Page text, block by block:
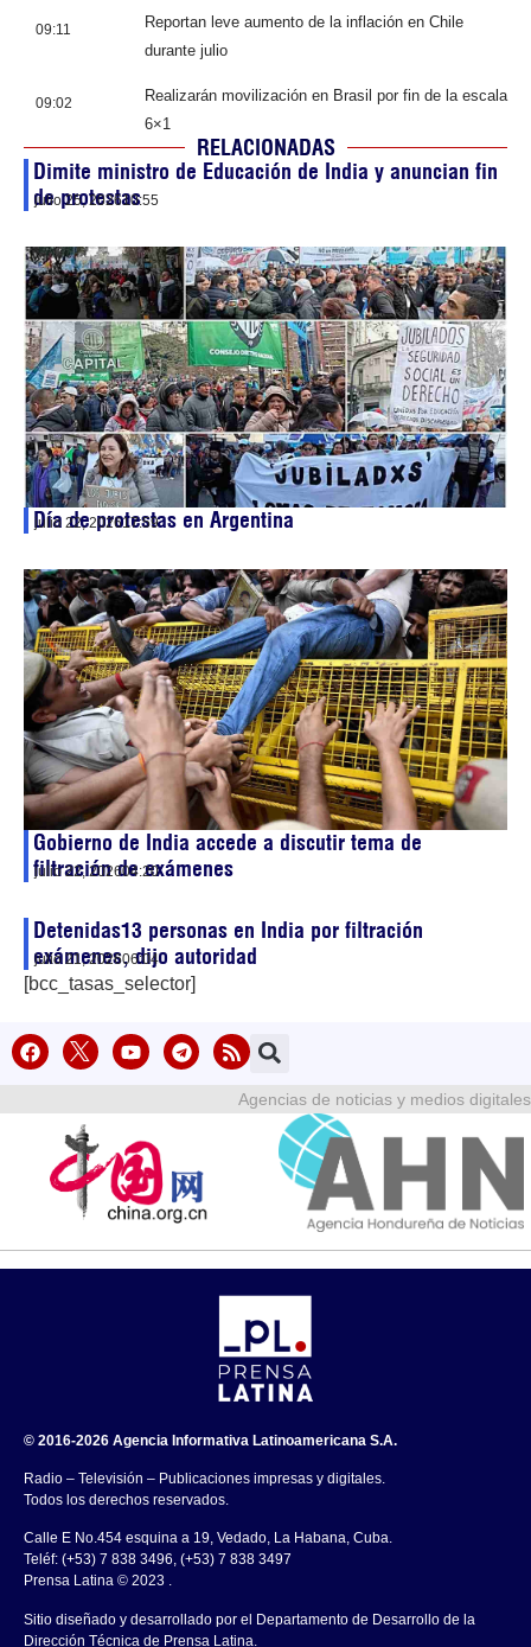
09:11
Reportan leve aumento de la inflación en Chile
durante julio
09:02
Realizarán movilización en Brasil por fin de la escala
6×1
RELACIONADAS
Dimite ministro de Educación de India y anuncian fin
de protestas
julio 25, 202610:55
Día de protestas en Argentina
julio 22, 202617:59
Gobierno de India accede a discutir tema de
filtración de exámenes
julio 22, 202604:20
Detenidas13 personas en India por filtración
exámenes, dijo autoridad
julio 21, 202606:04
[bcc_tasas_selector]
Agencias de noticias y medios digitales
© 2016-2026 Agencia Informativa Latinoamericana S.A.
Radio – Televisión – Publicaciones impresas y digitales.
Todos los derechos reservados.
Calle E No.454 esquina a 19, Vedado, La Habana, Cuba.
Teléf: (+53) 7 838 3496, (+53) 7 838 3497
Prensa Latina © 2023 .
Sitio diseñado y desarrollado por el Departamento de Desarrollo de la
Dirección Técnica de Prensa Latina.